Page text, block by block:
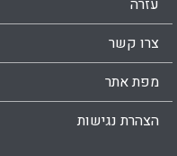
עזרה
צרו קשר
מפת אתר
הצהרת נגישות